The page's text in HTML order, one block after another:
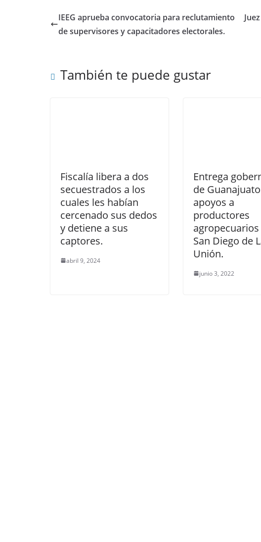
o
o
k
p
p
n
IEEG aprueba convocatoria para reclutamiento
de supervisores y capacitadores electorales.
También te puede gustar
Fiscalía libera a dos
secuestrados a los
cuales les habían
cercenado sus dedos
y detiene a sus
captores.
abril 9, 2024
Entrega
de Guanajuato
apoyos a
productores
agropecuarios
San Diego de
Unión.
junio 3, 2022